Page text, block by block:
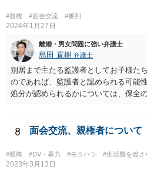
て、弁護士に面談相談に行くのが一番
#親権 #面会交流 #審判
2024年1月27日
離婚・男女問題に強い弁護士
島田 直樹 弁護士
別居まで主たる監護者としてお子様た
のであれば、監護者と認められる可能
処分が認められるかについては、保全
す。 精神的なご負担も大きいと思いま
しながら手続を進めてください。
8 面会交流、親権者について
#親権 #DV・暴力 #モラハラ #生活費を渡さ
2023年3月13日